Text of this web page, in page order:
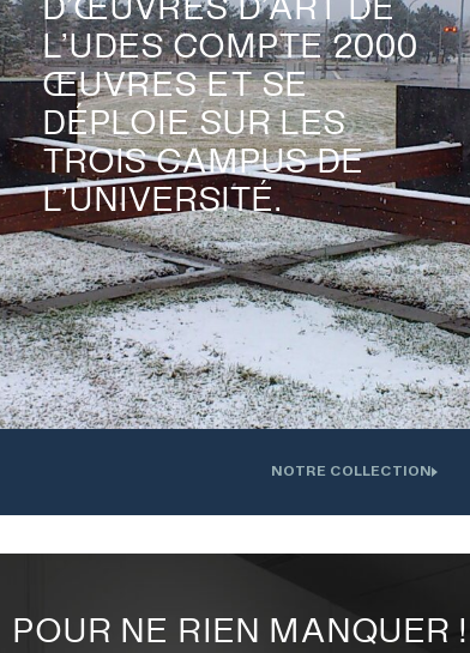
Oeuvre installée devant l'Institution interdisciplinaire
L’UDES COMPTE 2000
ŒUVRES ET SE
DÉPLOIE SUR LES
TROIS CAMPUS DE
L’UNIVERSITÉ.
NOTRE COLLECTION
POUR NE RIEN MANQUER !